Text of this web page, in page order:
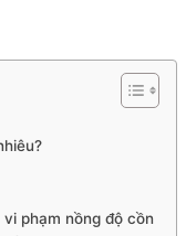
phạm nồng độ cồn